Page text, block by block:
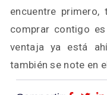
encuentre
comprar contigo
ventaja ya está
también se note en